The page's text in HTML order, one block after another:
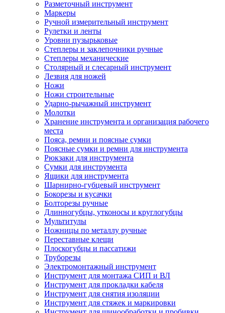
Разметочный инструмент
Маркеры
Ручной измерительный инструмент
Рулетки и ленты
Уровни пузырьковые
Степлеры и заклепочники ручные
Степлеры механические
Столярный и слесарный инструмент
Лезвия для ножей
Ножи
Ножи строительные
Ударно-рычажный инструмент
Молотки
Хранение инструмента и организация рабочего
места
Пояса, ремни и поясные сумки
Поясные сумки и ремни для инструмента
Рюкзаки для инструмента
Сумки для инструмента
Ящики для инструмента
Шарнирно-губцевый инструмент
Бокорезы и кусачки
Болторезы ручные
Длинногубцы, утконосы и круглогубцы
Мультитулы
Ножницы по металлу ручные
Переставные клещи
Плоскогубцы и пассатижи
Труборезы
Электромонтажный инструмент
Инструмент для монтажа СИП и ВЛ
Инструмент для прокладки кабеля
Инструмент для снятия изоляции
Инструмент для стяжек и маркировки